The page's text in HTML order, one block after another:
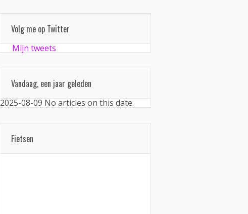
Volg me op Twitter
Mijn tweets
Vandaag, een jaar geleden
2025-08-09 No articles on this date.
Fietsen